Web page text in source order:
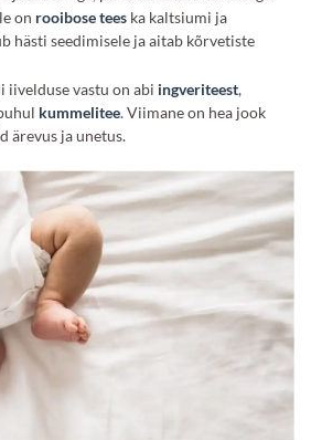
on rooibose tees ka kaltsiumi ja
hästi seedimisele ja aitab kõrvetiste
iivelduse vastu on abi ingveriteest,
kummelitee. Viimane on hea jook
ärevus ja unetus.